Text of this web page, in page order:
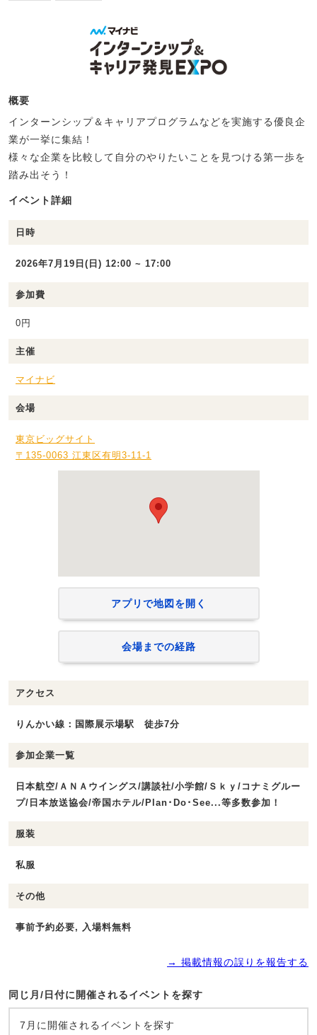
概要
インターンシップ＆キャリアプログラムなどを実施する優良企
業が一挙に集結！
様々な企業を比較して自分のやりたいことを見つける第一歩を
踏み出そう！
イベント詳細
日時
2026年7月19日(日) 12:00 ~ 17:00
参加費
0円
主催
マイナビ
会場
東京ビッグサイト
〒135-0063 江東区有明3-11-1
アプリで地図を開く
会場までの経路
アクセス
りんかい線：国際展示場駅 徒歩7分
参加企業一覧
日本航空/ＡＮＡウイングス/講談社/小学館/Ｓｋｙ/コナミグルー
プ/日本放送協会/帝国ホテル/Plan･Do･See...等多数参加！
服装
私服
その他
事前予約必要, 入場料無料
→ 掲載情報の誤りを報告する
同じ月/日付に開催されるイベントを探す
7月に開催されるイベントを探す